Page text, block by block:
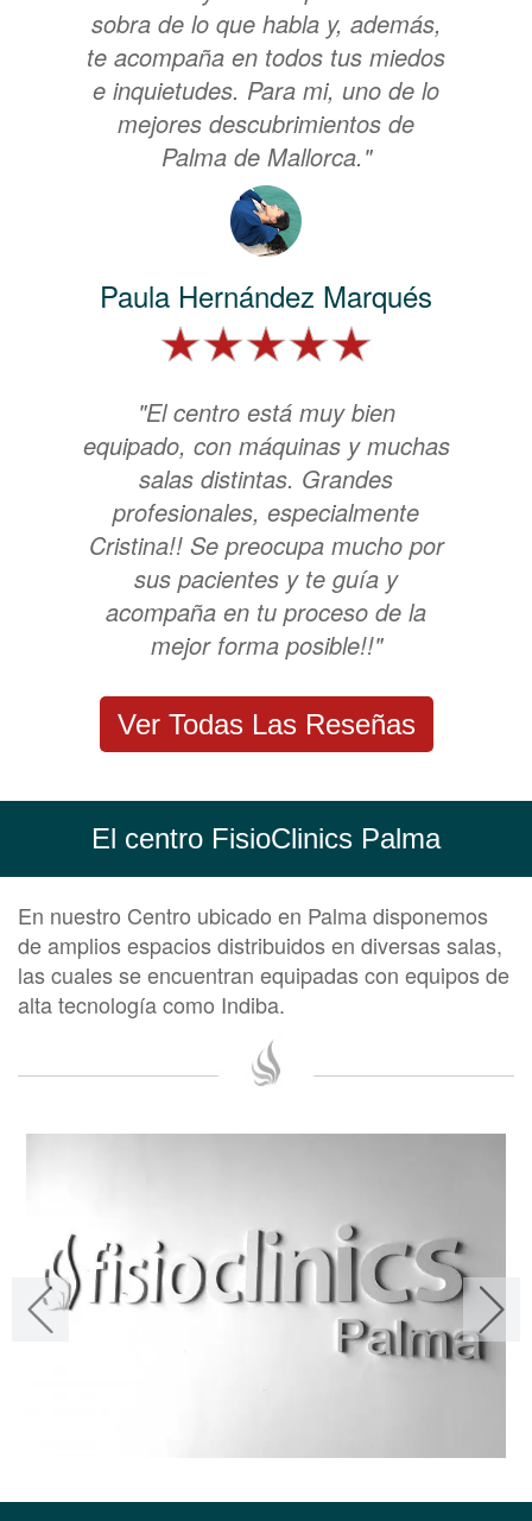
sobra de lo que habla y, además,
te acompaña en todos tus miedos
e inquietudes. Para mi, uno de lo
mejores descubrimientos de
Palma de Mallorca."
Paula Hernández Marqués
"El centro está muy bien
equipado, con máquinas y muchas
salas distintas. Grandes
profesionales, especialmente
Cristina!! Se preocupa mucho por
sus pacientes y te guía y
acompaña en tu proceso de la
mejor forma posible!!"
Ver Todas Las Reseñas
El centro FisioClinics Palma
En nuestro Centro ubicado en Palma disponemos
de amplios espacios distribuidos en diversas salas,
las cuales se encuentran equipadas con equipos de
alta tecnología como Indiba.